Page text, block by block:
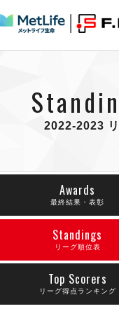
すべてのニュース
リーグ戦
U-23選抜
チケット
メディア情報
フットサル日本代表
その他
試合を観る
試合日程
警告・退場・出場停
個人ランキング｜
個人ランキング｜シ
個人ランキング｜
メットライフ生
エスポラーダ北
フウガドールす
しながわシティ
チケットを買
アリーナ情報
2022-2023
Awards
最終結果・表彰
Standings
リーグ順位表
Top Scorers
リーグ得点ランキング